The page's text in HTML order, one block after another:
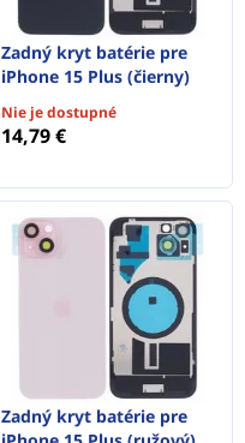
Zadný kryt batérie pre
iPhone 15 Plus (čierny)
Nie je dostupné
14,79 €
Zadný kryt batérie pre